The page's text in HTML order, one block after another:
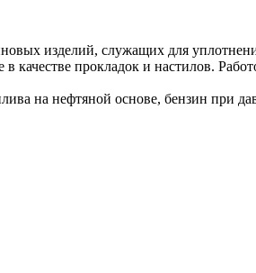
служащих для
качестве прокладок и настилов.
на нефтяной основе, бензин при